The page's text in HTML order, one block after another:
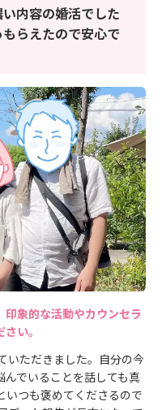
内容の婚活でした
らえたので安心で
印象的な活動やカウンセラ
い。
いただきました。自分の今
んでいることを話しても真
いつも褒めてくださるので